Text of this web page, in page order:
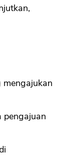
pengajuan